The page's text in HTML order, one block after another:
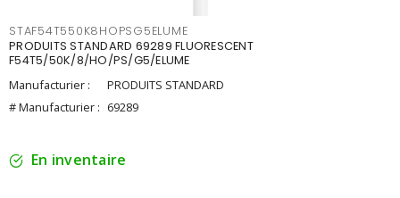
STAF54T550K8HOPSG5ELUME
PRODUITS STANDARD 69289 FLUORESCENT
F54T5/50K/8/HO/PS/G5/ELUME
Manufacturier :
PRODUITS STANDARD
# Manufacturier : 69289
En inventaire